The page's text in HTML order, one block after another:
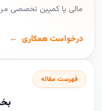
مالی یا کمپین تخصصی
درخواست همکاری
فهرست مقاله